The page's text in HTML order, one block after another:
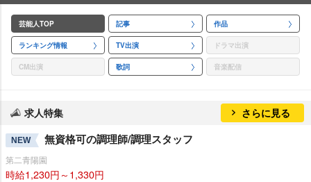
芸能人TOP 記事 作品
ランキング情報 TV出演 ドラマ出演
CM出演 歌詞 音楽配信
求人特集 さらに見る
NEW 無資格可の調理師/調理スタッフ
第二青陽園
時給1,230円～1,330円